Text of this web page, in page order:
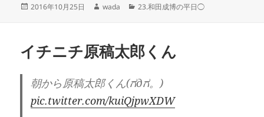
投
2016年10月25日
作
wada
カ
ー
23.和田成博の平日◯
イチニチ原稿太郎くん
朝から原稿太郎くん(ಗдಗ。)
pic.twitter.com/kuiQjpwXDW